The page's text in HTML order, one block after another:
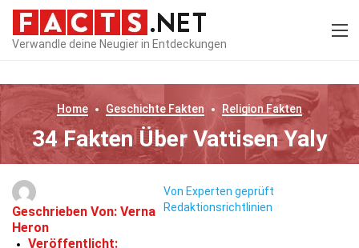
Verwandle deine Neugier in Entdeckungen
Home Geschichte Fakten ReligionFakten
34 Fakten Über Vattisen Yaly
Geschrieben Von: Verna
Heron
Veröffentlicht:
Von Experten geprüft
Redaktionsrichtlinien